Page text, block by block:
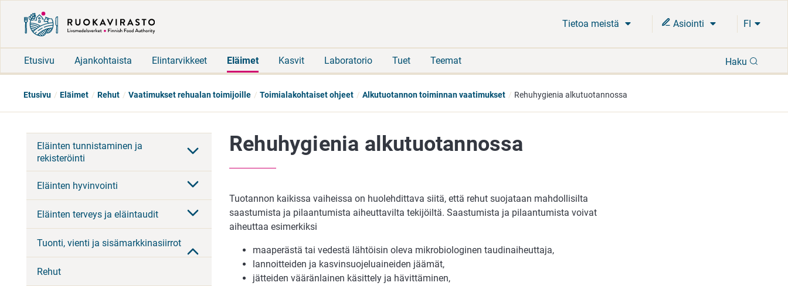
Tietoa meistä Asiointi FI
Etusivu Ajankohtaista Elintarvikkeet Eläimet Kasvit Laboratorio Tuet Teemat Haku
Etusivu Eläimet Rehut Vaatimukset rehualan toimijoille Toimialakohtaiset ohjeet Alkutuotannon toiminnan vaatimukset Rehuhygienia alkutuotannossa
Eläinten tunnistaminen ja
rekisteröinti
Eläinten hyvinvointi
Eläinten terveys ja eläintaudit
Tuonti, vienti ja sisämarkkinasiirrot
Rehut
Rehuhygienia alkutuotannossa
Tuotannon kaikissa vaiheissa on huolehdittava siitä, että rehut suojataan mahdollisilta
saastumista ja pilaantumista aiheuttavilta tekijöiltä. Saastumista ja pilaantumista voivat
aiheuttaa esimerkiksi
maaperästä tai vedestä lähtöisin oleva mikrobiologinen taudinaiheuttaja,
lannoitteiden ja kasvinsuojeluaineiden jäämät,
jätteiden vääränlainen käsittely ja hävittäminen,